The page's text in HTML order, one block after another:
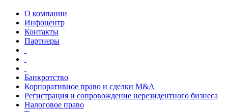
В каких сферах наша компания предоставляет юридические
услуги ?
Работаем в сфере хозяйственного, корпоративного,
инвестиционного,
антимонопольного, административного и международного
права.
Какие компании находятся в списке наших партеров ?
В списке партнеров такие компании: OTP банк; ПУМБ; UESF;
ЮЖМАШ; Nemiroff.
Какой залог успешной работы в юридической сфере ?
Залог успешной работы: Высокий профессионализм;
О компании
Инфоцентр
Контакты
Партнеры
Банкротство
Корпоративное право и сделки M&A
Регистрация и сопровождение нерезидентного бизнеса
Налоговое право